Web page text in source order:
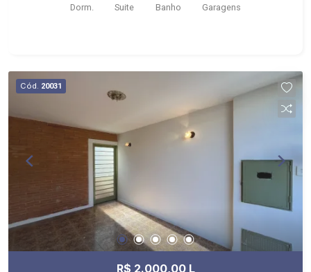
Dorm. Suite Banho Garagens
Cód. 20031
R$ 2.000,00 L